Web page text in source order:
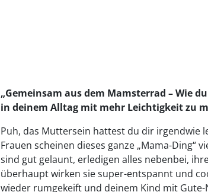
„Gemeinsam aus dem Mamsterrad – Wie
in deinem Alltag mit mehr Leichtigkeit zu
Puh, das Muttersein hattest du dir irgendwie
Frauen scheinen dieses ganze „Mama-Ding“
sind gut gelaunt, erledigen alles nebenbei,
überhaupt wirken sie super-entspannt und
wieder rumgekeift und deinem Kind mit